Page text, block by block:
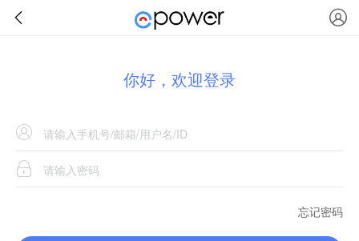
你好，欢迎登录
忘记密码